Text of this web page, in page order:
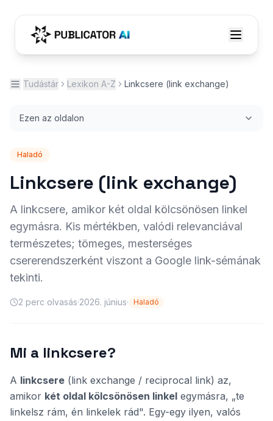
Tudástár Lexikon A-Z Linkcsere (link exchange)
Ezen az oldalon
Haladó
Linkcsere (link exchange)
A linkcsere, amikor két oldal kölcsönösen linkel
egymásra. Kis mértékben, valódi relevanciával
természetes; tömeges, mesterséges
csererendszerként viszont a Google link-sémának
tekinti.
2 perc olvasás·2026. június· Haladó
Mi a linkcsere?
A linkcsere (link exchange / reciprocal link) az,
amikor két oldal kölcsönösen linkel egymásra, „te
linkelsz rám, én linkelek rád". Egy-egy ilyen, valós